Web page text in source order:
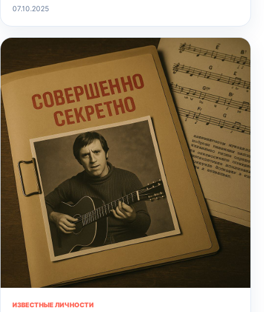
07.10.2025
ИЗВЕСТНЫЕ ЛИЧНОСТИ